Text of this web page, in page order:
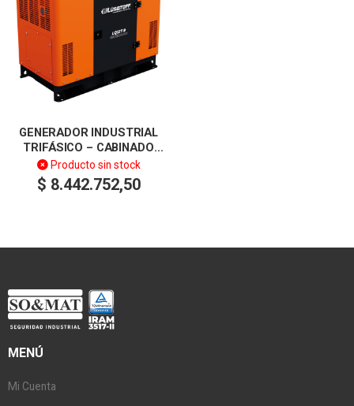
GENERADOR INDUSTRIAL
TRIFÁSICO – CABINADO
INSONORIZADO 12KVA
TENSION 220V/380V –
LUSQTOFF
Producto sin stock
$ 8.442.752,50
MENÚ
Mi Cuenta